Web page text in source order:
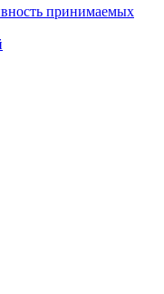
принимаемых